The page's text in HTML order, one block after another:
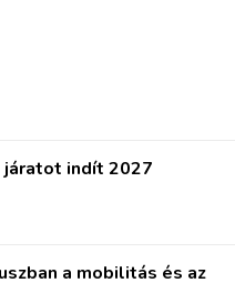
járatot indít 2027
a mobilitás és az